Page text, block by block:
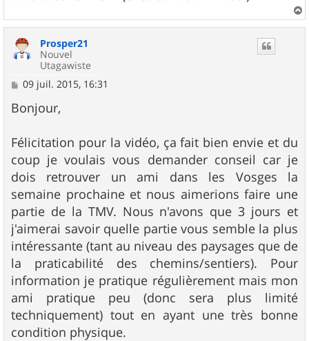
a
Prosper21
Nouvel
Utagawiste
M
s
s
g
e
09 juil. 2015, 16:31
Bonjour,
Félicitation pour la vidéo, ça fait bien envie et du
coup je voulais vous demander conseil car je
dois retrouver un ami dans les Vosges la
semaine prochaine et nous aimerions faire une
partie de la TMV. Nous n'avons que 3 jours et
j'aimerai savoir quelle partie vous semble la plus
intéressante (tant au niveau des paysages que de
la praticabilité des chemins/sentiers). Pour
information je pratique régulièrement mais mon
ami pratique peu (donc sera plus limité
techniquement) tout en ayant une très bonne
condition physique.